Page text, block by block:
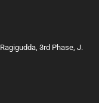
3rd Phase, J.